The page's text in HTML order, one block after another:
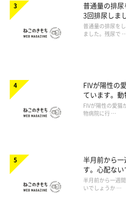
普通量の排
3回排尿しま
普通量の排尿を
ました。残尿で …
FIVが陽性の
ています。
ですか。
FIVが陽性の愛猫
物病院に行 …
半月前から
す。心配ない
半月前から一週
いでしょうか …